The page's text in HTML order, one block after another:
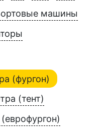
машины
(фургон)
(тент)